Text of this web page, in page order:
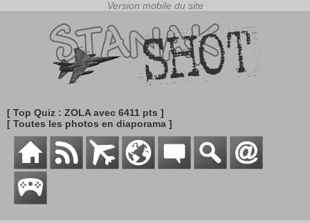
[ Top Quiz : ZOLA avec 6411 pts ]
[ Toutes les photos en diaporama ]